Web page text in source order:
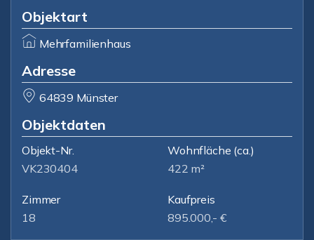
Objektart
Mehrfamilienhaus
Adresse
64839 Münster
Objektdaten
Objekt-Nr.
VK230404
Wohnfläche (ca.)
422 m²
Zimmer
18
Kaufpreis
895.000,- €